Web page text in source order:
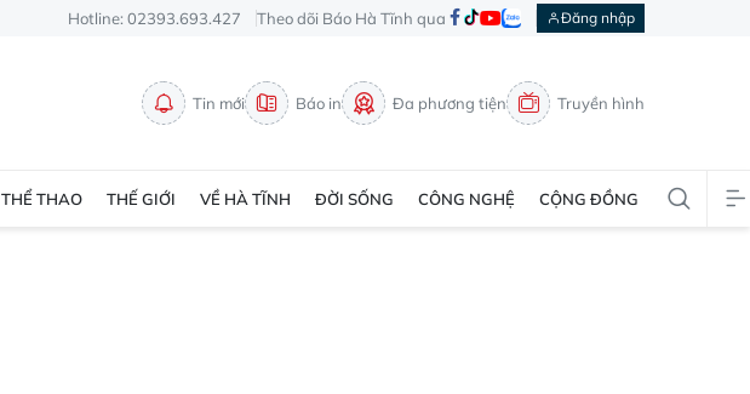
Hotline: 02393.693.427 Theo dõi Báo Hà Tĩnh qua Đăng nhập
Tin mới Báo in Đa phương tiện Truyền hình
THỂ THAO THẾ GIỚI VỀ HÀ TĨNH ĐỜI SỐNG CÔNG NGHỆ CỘNG ĐỒNG